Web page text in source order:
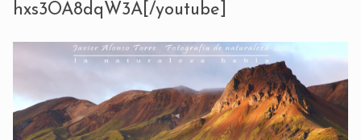
hxs3OA8dqW3A[/youtube]